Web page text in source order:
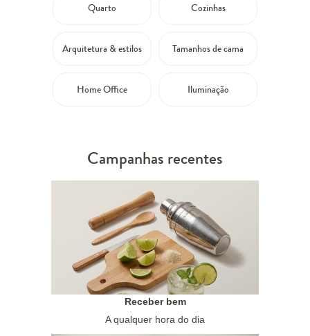
Quarto Cozinhas
Arquitetura & estilos Tamanhos de cama
Home Office Iluminação
Campanhas recentes
Receber bem
A qualquer hora do dia